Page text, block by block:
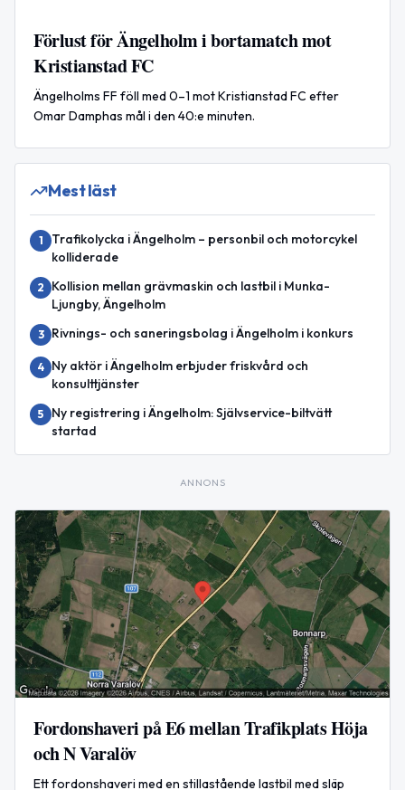
Förlust för Ängelholm i bortamatch mot
Kristianstad FC
Ängelholms FF föll med 0–1 mot Kristianstad FC efter
Omar Damphas mål i den 40:e minuten.
Mest läst
1
Trafikolycka i Ängelholm – personbil och motorcykel
kolliderade
2
Kollision mellan grävmaskin och lastbil i Munka-
Ljungby, Ängelholm
3 Rivnings- och saneringsbolag i Ängelholm i konkurs
4
Ny aktör i Ängelholm erbjuder friskvård och
konsulttjänster
5
Ny registrering i Ängelholm: Självservice-biltvätt
startad
ANNONS
Fordonshaveri på E6 mellan Trafikplats Höja
och N Varalöv
Ett fordonshaveri med en stillastående lastbil med släp